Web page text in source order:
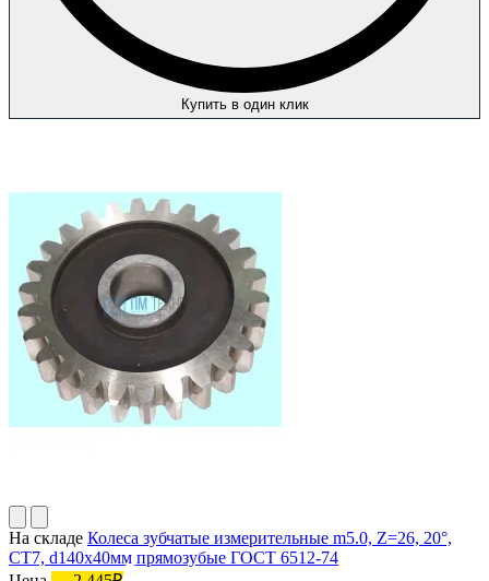
Купить в один клик
На складе Колеса зубчатые измерительные m5.0, Z=26, 20°,
СТ7, d140х40мм прямозубые ГОСТ 6512-74